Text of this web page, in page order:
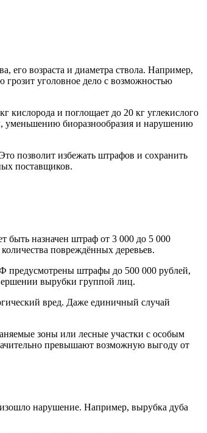
его возраста и диаметра ствола. Например,
грозит уголовное дело с возможностью
кислорода и поглощает до 20 кг углекислого
уменьшению биоразнообразия и нарушению
позволит избежать штрафов и сохранить
поставщиков.
быть назначен штраф от 3 000 до 5 000
повреждённых деревьев.
предусмотрены штрафы до 500 000 рублей,
вырубки группой лиц.
вред. Даже единичный случай
зоны или лесные участки с особым
превышают возможную выгоду от
нарушение. Например, вырубка дуба